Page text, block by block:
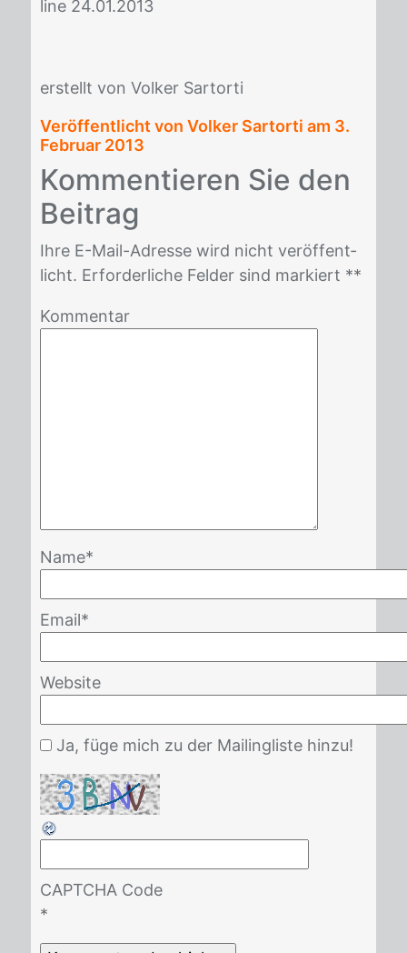
line 24.01.2013
er­stellt von Vol­ker Sar­t­or­ti
Veröffentlicht von Volker Sartorti am 3.
Februar 2013
Kom­men­tie­ren Sie den
Bei­trag
Ihre E-Mail-Adres­se wird nicht ver­öf­fent­
licht. Er­for­der­li­che Fel­der sind mar­kiert **
Kommentar
Name*
Email*
Website
Ja, füge mich zu der Mailingliste hinzu!
CAPTCHA Code
*